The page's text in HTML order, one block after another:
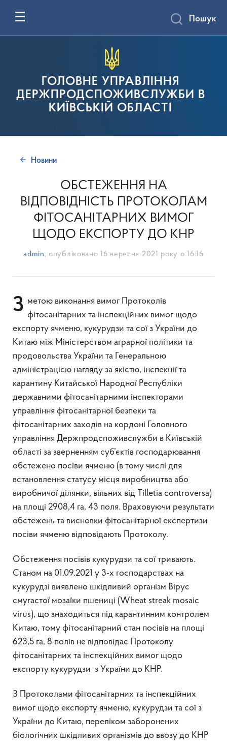
ГОЛОВНЕ УПРАВЛІННЯ
ДЕРЖПРОДСПОЖИВСЛУЖБИ В
КИЇВСЬКІЙ ОБЛАСТІ
Пошук
Новини
ОБСТЕЖЕННЯ НА
ВІДПОВІДНІСТЬ ПРОТОКОЛАМ
ФІТОСАНІТАРНИХ ВИМОГ
ЩОДО ЕКСПОРТУ ДО КНР
admin , опубліковано 16 вересня 2021 року о 16:16
З метою виконання вимог Протоколів фітосанітарних та інспекційних вимог щодо
експорту ячменю, кукурудзи та сої з України до
Китаю між Міністерством аграрної політики та
продовольства України та Генеральною
адміністрацією нагляду за якістю, інспекції та
карантину Китайської Народної Республіки
державними фітосанітарними інспекторами
управління фітосанітарної безпеки та
фітосанітарних заходів на кордоні Головного
управління Держпродспоживслужби в Київській
області за зверненням суб’єктів господарювання
обстежено посіви ячменю (в тому числі для
встановлення статусу місця виробництва або
виробничої ділянки, вільних від Tilletia controversa)
на площі 2908,4 га, 43 поля. Враховуючи результати
обстежень та висновки фітосанітарної експертизи
посіви ячменю відповідають Протоколу.
Обстеження посівів кукурудзи та сої тривають.
Станом на 01.09.2021 у 3-х господарствах на
кукурудзі виявлено шкідливий організм Вірус
смугастої мозаїки пшениці (Wheat streak mosaic
virus), що знаходиться під карантинним контролем
Китаю, тому фітосанітарний стан посівів на площі
623,5 га, 8 полів не відповідає Протоколу
фітосанітарних та інспекційних вимог щодо
експорту кукурудзи з України до КНР.
З Протоколами фітосанітарних та інспекційних
вимог щодо експорту ячменю, кукурудзи та сої з
України до Китаю, переліком заборонених
біологічних шкідливих організмів до ввозу до КНР